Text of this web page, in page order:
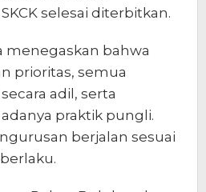
selesai diterbitkan.
menegaskan bahwa
prioritas, semua
adil, serta
praktik pungli.
berjalan sesuai